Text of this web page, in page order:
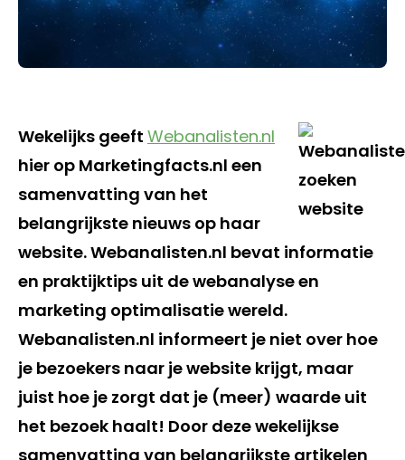
Wekelijks geeft Webanalisten.nl
hier op Marketingfacts.nl een
samenvatting van het
belangrijkste nieuws op haar
website. Webanalisten.nl bevat informatie
en praktijktips uit de webanalyse en
marketing optimalisatie wereld.
Webanalisten.nl informeert je niet over hoe
je bezoekers naar je website krijgt, maar
juist hoe je zorgt dat je (meer) waarde uit
het bezoek haalt! Door deze wekelijkse
samenvatting van belangrijkste artikelen